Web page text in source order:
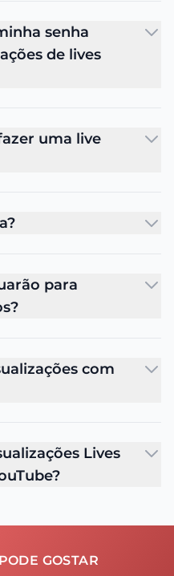
senha
de lives
uma live
para
com
Lives
GOSTAR